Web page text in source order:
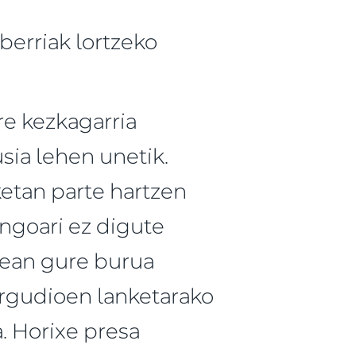
lortzeko
kezkagarria
lehen unetik.
parte hartzen
ez digute
gure burua
lanketarako
Horixe presa